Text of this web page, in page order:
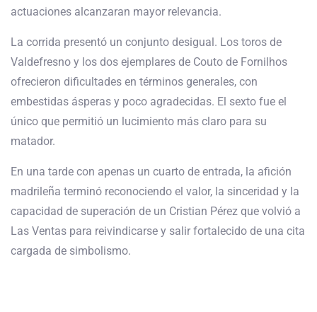
actuaciones alcanzaran mayor relevancia.
La corrida presentó un conjunto desigual. Los toros de
Valdefresno y los dos ejemplares de Couto de Fornilhos
ofrecieron dificultades en términos generales, con
embestidas ásperas y poco agradecidas. El sexto fue el
único que permitió un lucimiento más claro para su
matador.
En una tarde con apenas un cuarto de entrada, la afición
madrileña terminó reconociendo el valor, la sinceridad y la
capacidad de superación de un Cristian Pérez que volvió a
Las Ventas para reivindicarse y salir fortalecido de una cita
cargada de simbolismo.